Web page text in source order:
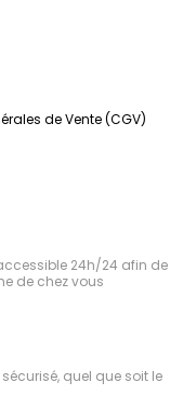
de Vente (CGV)
24h/24 afin de
de chez vous
quel que soit le